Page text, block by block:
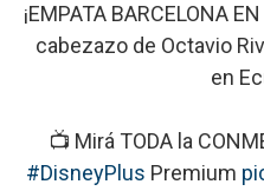
¡EMPATA BARCELONA
cabezazo de Octavio
en
📺 Mirá TODA la
#DisneyPlus Premium